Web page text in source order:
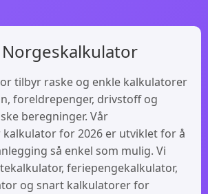
tilbyr raske og enkle kalkulatorer
foreldrepenger, drivstoff og
beregninger. Vår
for 2026 er utviklet for å
så enkel som mulig. Vi
feriepengekalkulator,
og snart kalkulatorer for